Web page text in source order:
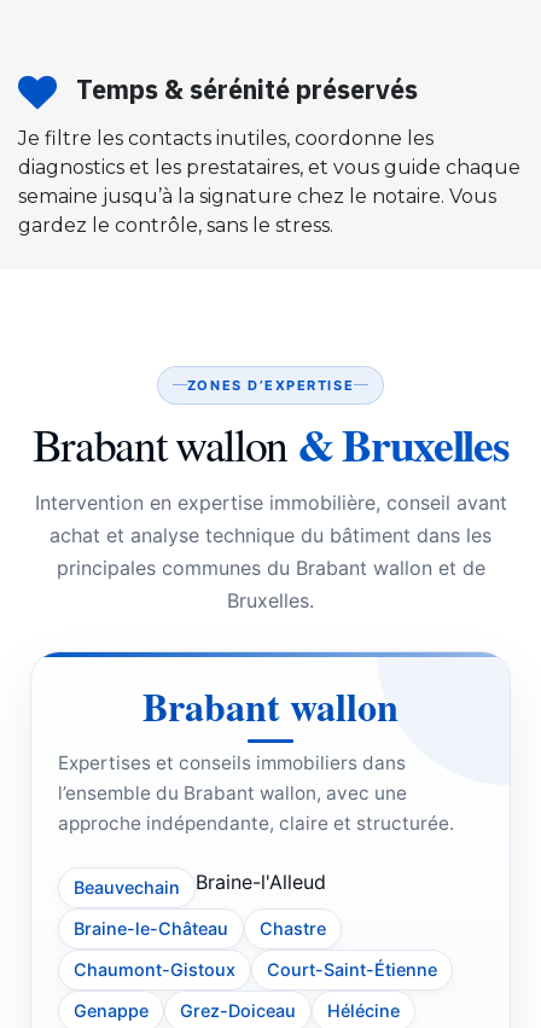
Temps & sérénité préservés
Je filtre les contacts inutiles, coordonne les
diagnostics et les prestataires, et vous guide chaque
semaine jusqu’à la signature chez le notaire. Vous
gardez le contrôle, sans le stress.
ZONES D’EXPERTISE
Brabant wallon& Bruxelles
Intervention en expertise immobilière, conseil avant
achat et analyse technique du bâtiment dans les
principales communes du Brabant wallon et de
Bruxelles.
Brabant wallon
Expertises et conseils immobiliers dans
l’ensemble du Brabant wallon, avec une
approche indépendante, claire et structurée.
Beauvechain Braine-l'Alleud
Braine-le-Château
Chastre
Chaumont-Gistoux
Court-Saint-Étienne
Genappe
Grez-Doiceau
Hélécine